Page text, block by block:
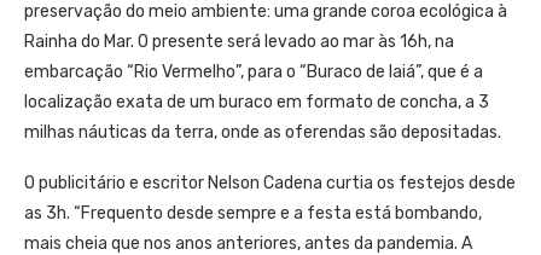
preservação do meio ambiente: uma grande coroa ecológica à
Rainha do Mar. O presente será levado ao mar às 16h, na
embarcação “Rio Vermelho”, para o “Buraco de Iaiá”, que é a
localização exata de um buraco em formato de concha, a 3
milhas náuticas da terra, onde as oferendas são depositadas.
O publicitário e escritor Nelson Cadena curtia os festejos desde
as 3h. “Frequento desde sempre e a festa está bombando,
mais cheia que nos anos anteriores, antes da pandemia. A